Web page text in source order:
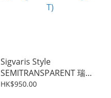
Sigvaris Style
SEMITRANSPARENT 瑞士
絲維亞醫療漸進式襪褲壓力
HK$950.00